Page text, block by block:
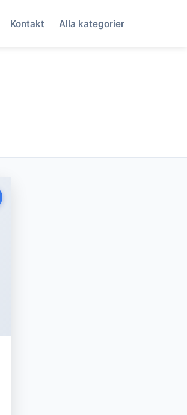
Kontakt Alla kategorier